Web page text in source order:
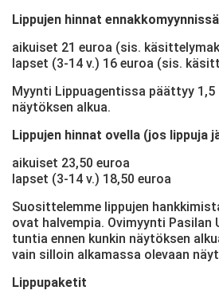
Lippujen hinnat
aikuiset 21 euroa (sis.
lapset (3-14 v.) 16 euroa (sis.
Myynti Lippuagentissa päättyy 1,5
näytöksen alkua.
Lippujen hinnat ovella (jos lippuja
aikuiset 23,50 euroa
lapset (3-14 v.) 18,50 euroa
Suosittelemme lippujen
ovat halvempia. Ovimyynti Pasilan
tuntia ennen kunkin näytöksen
vain silloin alkamassa olevaan
Lippupaketit